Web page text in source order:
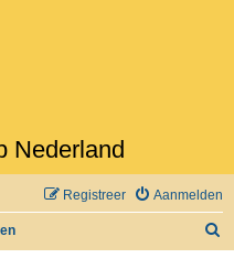
Nederland
Aanmelden
Registreer